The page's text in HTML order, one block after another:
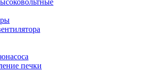
печки